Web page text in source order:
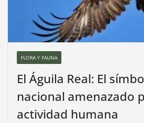
FLORA Y FAUNA
El Águila Real: El
nacional amenazado
actividad humana